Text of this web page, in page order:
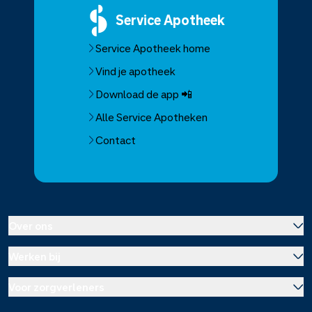
ServiceApotheek
Service Apotheek home
Vind je apotheek
Download de app 📲
Alle Service Apotheken
Contact